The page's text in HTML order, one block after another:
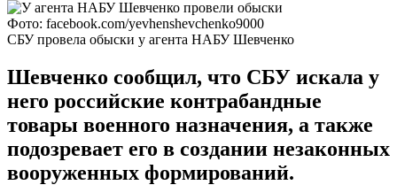
Фото: facebook.com/yevhenshevchenko9000
СБУ провела обыски у агента НАБУ Шевченко
Шевченко сообщил, что СБУ искала у
него российские контрабандные
товары военного назначения, а также
подозревает его в создании незаконных
вооруженных формирований.